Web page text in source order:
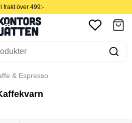
frakt över 499:-
& Espresso